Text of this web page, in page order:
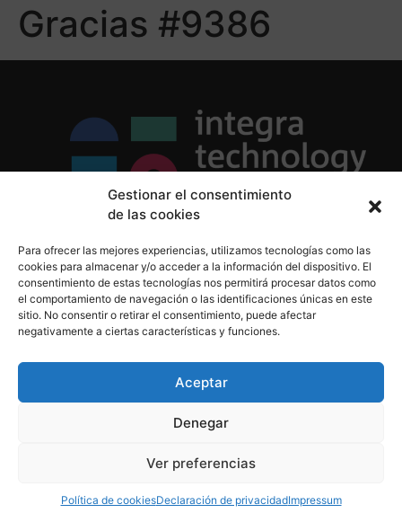
Gestionar el consentimiento
de las cookies
Para ofrecer las mejores experiencias, utilizamos tecnologías como las
cookies para almacenar y/o acceder a la información del dispositivo. El
consentimiento de estas tecnologías nos permitirá procesar datos como
el comportamiento de navegación o las identificaciones únicas en este
sitio. No consentir o retirar el consentimiento, puede afectar
negativamente a ciertas características y funciones.
Aceptar
Denegar
Ver preferencias
Política de cookiesDeclaración de privacidadImpressum
Gracias #9386
Política de Cookies
Aviso Legal
910 607 564
derechos reservados